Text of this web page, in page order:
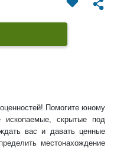
Помогите юному
ископаемые, скрытые под
вас и давать ценные
местонахождение